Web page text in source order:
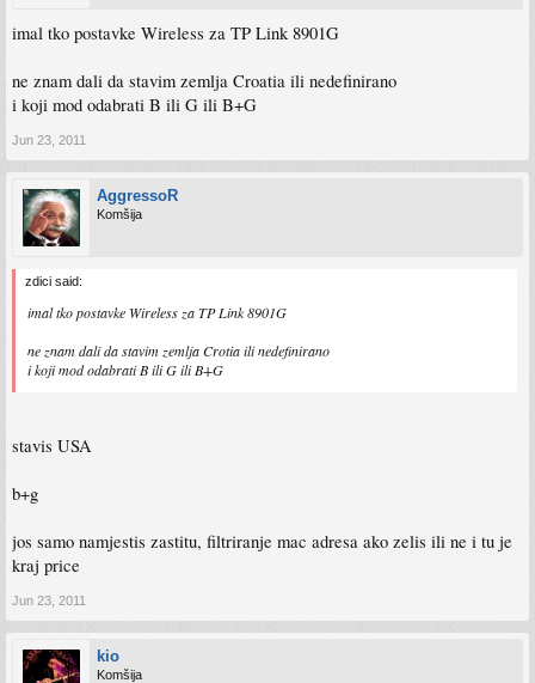
imal tko postavke Wireless za TP Link 8901G
ne znam dali da stavim zemlja Croatia ili nedefinirano
i koji mod odabrati B ili G ili B+G
Jun 23, 2011
AggressoR
Komšija
zdici said:
imal tko postavke Wireless za TP Link 8901G
ne znam dali da stavim zemlja Crotia ili nedefinirano
i koji mod odabrati B ili G ili B+G
stavis USA
b+g
jos samo namjestis zastitu, filtriranje mac adresa ako zelis ili ne i tu je
kraj price
Jun 23, 2011
kio
Komšija